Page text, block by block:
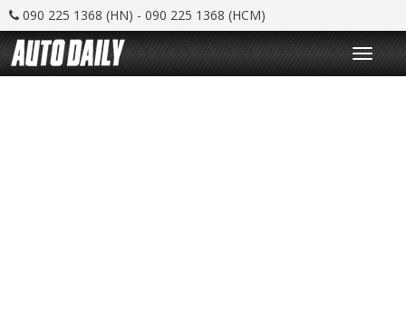
090 225 1368 (HN) - 090 225 1368 (HCM)
T
o
g